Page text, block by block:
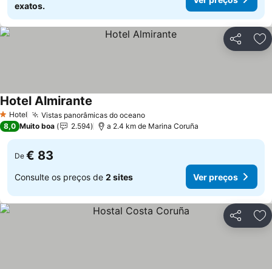
exatos.
Partilhar
1 Estrelas
Hotel Vistas panorâmicas do oceano
Hotel Almirante
8,0 Muito boa 2.594 a 2.4 km de Marina Coruña
De € 83
Consulte os preços de 2 sites Ver preços
Partilhar